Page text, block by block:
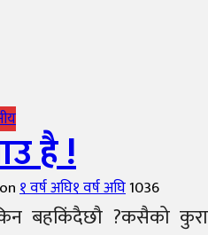
है !
१ वर्ष अघि१ वर्ष अघि1036
बहकिंदैछौ ?कसैको कुरा